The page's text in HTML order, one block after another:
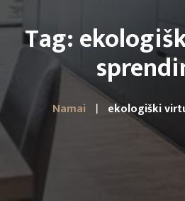
Tag:
Namai ekologiški